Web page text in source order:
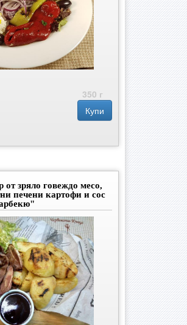
350 г
Купи
от зряло говеждо месо,
печени картофи и сос